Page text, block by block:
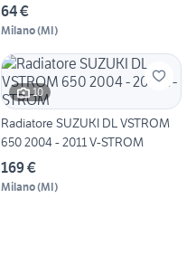
64 €
Milano(MI)
10
Radiatore SUZUKI DL VSTROM
650 2004 - 2011 V-STROM
169 €
Milano(MI)